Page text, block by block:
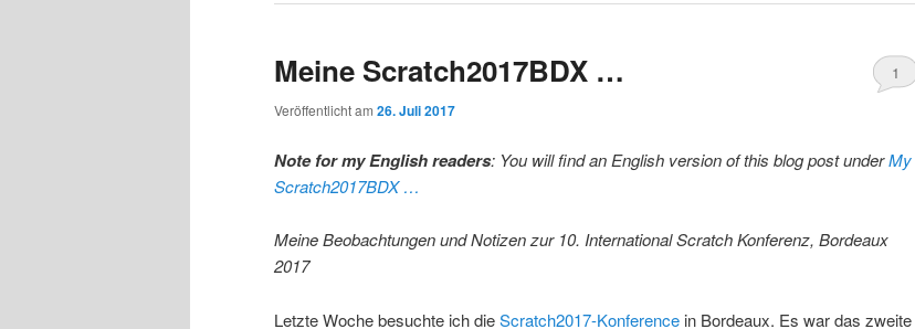
Meine Scratch2017BDX …
Veröffentlicht am 26. Juli 2017
1
Note for my English readers: You will find an English version of this blog post underMy
Scratch2017BDX …
Meine Beobachtungen und Notizen zur 10. International Scratch Konferenz, Bordeaux
2017
Letzte Woche besuchte ich dieScratch2017-Konference in Bordeaux. Es war das zweite